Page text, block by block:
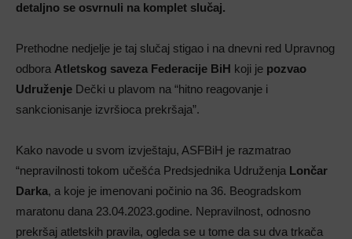
detaljno se osvrnuli na komplet slučaj.
Prethodne nedjelje je taj slučaj stigao i na dnevni red Upravnog
odbora Atletskog saveza Federacije BiH koji je pozvao
Udruženje Dečki u plavom na “hitno reagovanje i
sankcionisanje izvršioca prekršaja”.
Kako navode u svom izvještaju, ASFBiH je razmatrao
“nepravilnosti tokom učešća Predsjednika Udruženja Lončar
Darka, a koje je imenovani počinio na 36. Beogradskom
maratonu dana 23.04.2023.godine. Nepravilnost, odnosno
prekršaj atletskih pravila, ogleda se u tome da su dva trkača